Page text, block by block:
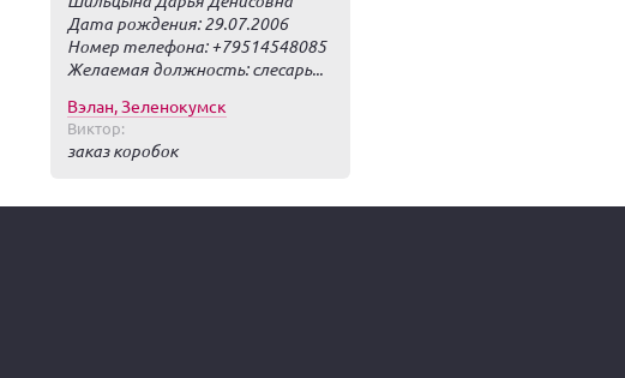
Дата рождения: 29.07.2006
Номер телефона: +79514548085
Желаемая должность: слесарь...
Вэлан, Зеленокумск
Виктор:
заказ коробок